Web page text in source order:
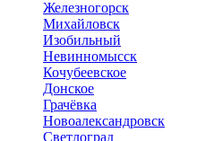
Железногорск
Михайловск
Изобильный
Невинномысск
Кочубеевское
Донское
Грачёвка
Новоалександровск
Светлоград